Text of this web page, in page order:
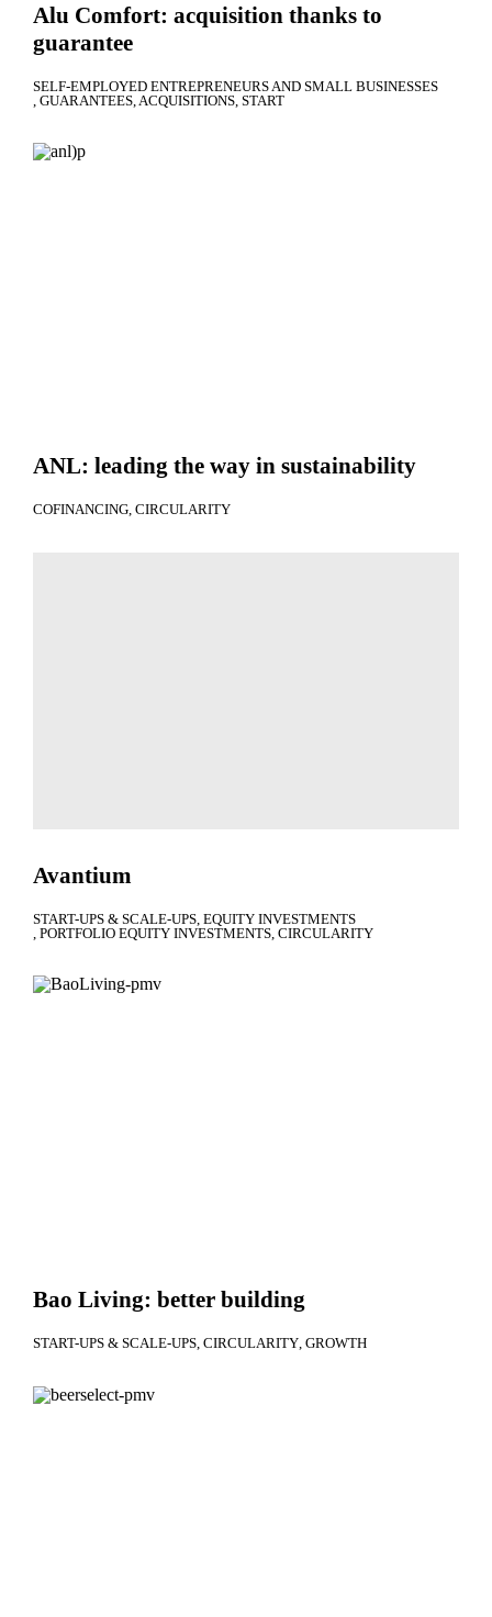
Alu Comfort: acquisition thanks to
guarantee
SELF-EMPLOYED ENTREPRENEURS AND SMALL BUSINESSES
GUARANTEES ACQUISITIONS START
ANL: leading the way in sustainability
COFINANCING CIRCULARITY
Avantium
START-UPS & SCALE-UPS EQUITY INVESTMENTS
PORTFOLIO EQUITY INVESTMENTS CIRCULARITY
Bao Living: better building
START-UPS & SCALE-UPS CIRCULARITY GROWTH